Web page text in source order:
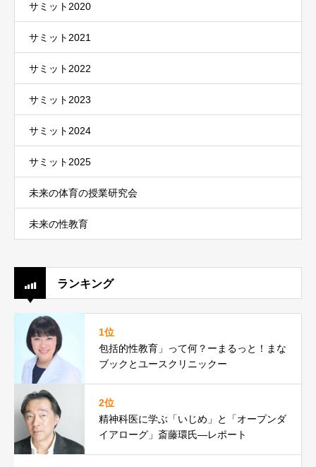
サミット2020
サミット2021
サミット2022
サミット2023
サミット2024
サミット2025
未来の体育の授業研究会
未来の性教育
ランキング
1位
包括的性教育」って何？ーまるっと！まな
ブックとユースクリニックー
2位
精神科医に学ぶ「いじめ」と「オープンダ
イアローグ」斎藤環氏―レポート